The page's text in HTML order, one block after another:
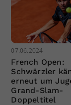
07.06.2024
French Open:
Schwärzler
erneut um
Grand-Slam-
Doppeltitel